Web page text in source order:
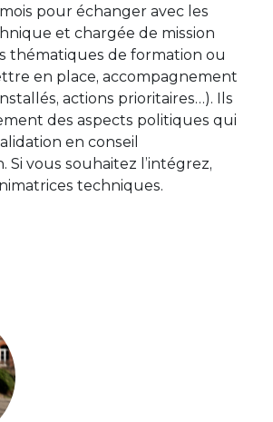
pour échanger avec les
et chargée de mission
thématiques de formation ou
en place, accompagnement
actions prioritaires…). Ils
des aspects politiques qui
en conseil
Si vous souhaitez l’intégrez,
techniques.